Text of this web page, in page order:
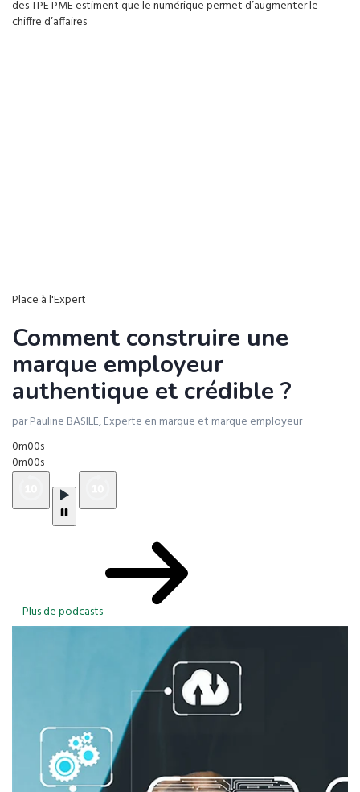
des TPE PME estiment que le numérique permet d’augmenter le
chiffre d’affaires
Place à l'Expert
Comment construire une
marque employeur
authentique et crédible ?
par Pauline BASILE, Experte en marque et marque employeur
0m00s
0m00s
Plus de podcasts